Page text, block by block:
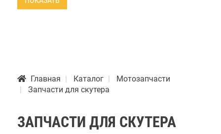
Главная Каталог
Мотозапчасти
Запчасти для скутера
ЗАПЧАСТИ ДЛЯ СКУТЕРА